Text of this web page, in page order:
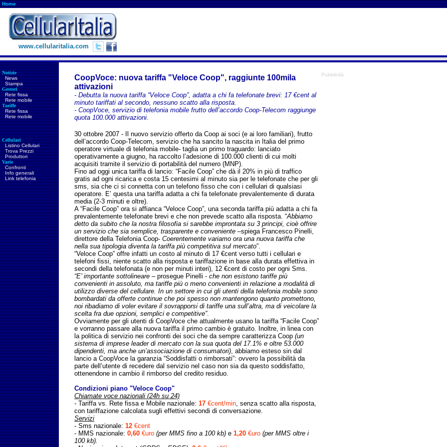
Home
www.cellularitalia.com
Notizie
News
Stampa
Gestori
Rete fissa
Rete mobile
Tariffe
Rete fissa
Rete mobile
Cellulari
Listino Cellulari
Trova Prezzi
Produttori
Varie
Confronti
Info generali
Link telefonia
CoopVoce: nuova tariffa "Veloce Coop", raggiunte 100mila
attivazioni
- Debutta la nuova tariffa “Veloce Coop”, adatta a chi fa telefonate brevi: 17 €cent al
minuto tariffati al secondo, nessuno scatto alla risposta.
- CoopVoce, servizio di telefonia mobile frutto dell’accordo Coop-Telecom raggiunge
quota 100.000 attivazioni.
30 ottobre 2007 - Il nuovo servizio offerto da Coop ai soci (e ai loro familiari), frutto
dell’accordo Coop-Telecom, servizio che ha sancito la nascita in Italia del primo
operatore virtuale di telefonia mobile- taglia un primo traguardo: lanciato
operativamente a giugno, ha raccolto l’adesione di 100.000 clienti di cui molti
acquisiti tramite il servizio di portabilità del numero (MNP).
Fino ad oggi unica tariffa di lancio: “Facile Coop” che dà il 20% in più di traffico
gratis ad ogni ricarica e costa 15 centesimi al minuto sia per le telefonate che per gli
sms, sia che ci si connetta con un telefono fisso che con i cellulari di qualsiasi
operatore. E’ questa una tariffa adatta a chi fa telefonate prevalentemente di durata
media (2-3 minuti e oltre).
A “Facile Coop” ora si affianca “Veloce Coop”, una seconda tariffa più adatta a chi fa
prevalentemente telefonate brevi e che non prevede scatto alla risposta. “Abbiamo
detto da subito che la nostra filosofia si sarebbe improntata su 3 principi, cioè offrire
un servizio che sia semplice, trasparente e conveniente –spiega Francesco Pinelli,
direttore della Telefonia Coop- Coerentemente variamo ora una nuova tariffa che
nella sua tipologia diventa la tariffa più competitiva sul mercato”.
“Veloce Coop” offre infatti un costo al minuto di 17 €cent verso tutti i cellulari e
telefoni fissi, niente scatto alla risposta e tariffazione in base alla durata effettiva in
secondi della telefonata (e non per minuti interi), 12 €cent di costo per ogni Sms.
“E’ importante sottolineare – prosegue Pinelli - che non esistono tariffe più
convenienti in assoluto, ma tariffe più o meno convenienti in relazione a modalità di
utilizzo diverse del cellulare. In un settore in cui gli utenti della telefonia mobile sono
bombardati da offerte continue che poi spesso non mantengono quanto promettono,
noi ribadiamo di voler evitare il sovrapporsi di tariffe una sull’altra, ma di veicolare la
scelta fra due opzioni, semplici e competitive”.
Ovviamente per gli utenti di CoopVoce che attualmente usano la tariffa “Facile Coop”
e vorranno passare alla nuova tariffa il primo cambio è gratuito. Inoltre, in linea con
la politica di servizio nei confronti dei soci che da sempre caratterizza Coop (un
sistema di imprese leader di mercato con la sua quota del 17.1% e oltre 53.000
dipendenti, ma anche un’associazione di consumatori), abbiamo esteso sin dal
lancio a CoopVoce la garanzia “Soddisfatti o rimborsati”: ovvero la possibilità da
parte dell’utente di recedere dal servizio nel caso non sia da questo soddisfatto,
ottenendone in cambio il rimborso del credito residuo.
Condizioni piano "Veloce Coop"
Chiamate voce nazionali (24h su 24)
- Tariffa vs. Rete fissa e Mobile nazionale: 17 €cent/min, senza scatto alla risposta,
con tariffazione calcolata sugli effettivi secondi di conversazione.
Servizi
- Sms nazionale: 12 €cent
- MMS nazionale: 0,60 €uro (per MMS fino a 100 kb) e 1,20 €uro (per MMS oltre i
100 kb).
Pubblicità